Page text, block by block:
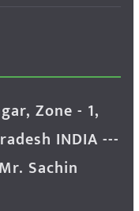
Zone - 1,
INDIA ---
Sachin